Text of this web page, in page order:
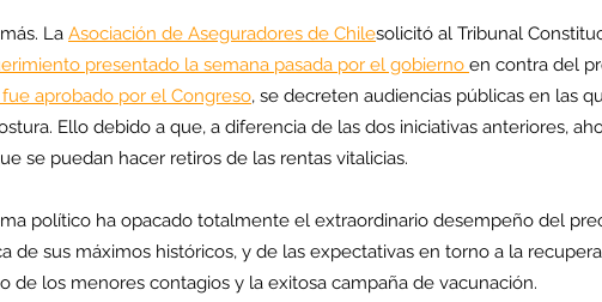
La Asociación de Aseguradores de Chilesolicitó al Tribunal
presentado la semana pasada por el gobierno en contra del
aprobado por el Congreso, se decreten audiencias públicas en las
Ello debido a que, a diferencia de las dos iniciativas anteriores,
se puedan hacer retiros de las rentas vitalicias.
político ha opacado totalmente el extraordinario desempeño del
de sus máximos históricos, y de las expectativas en torno a la
de los menores contagios y la exitosa campaña de vacunación.